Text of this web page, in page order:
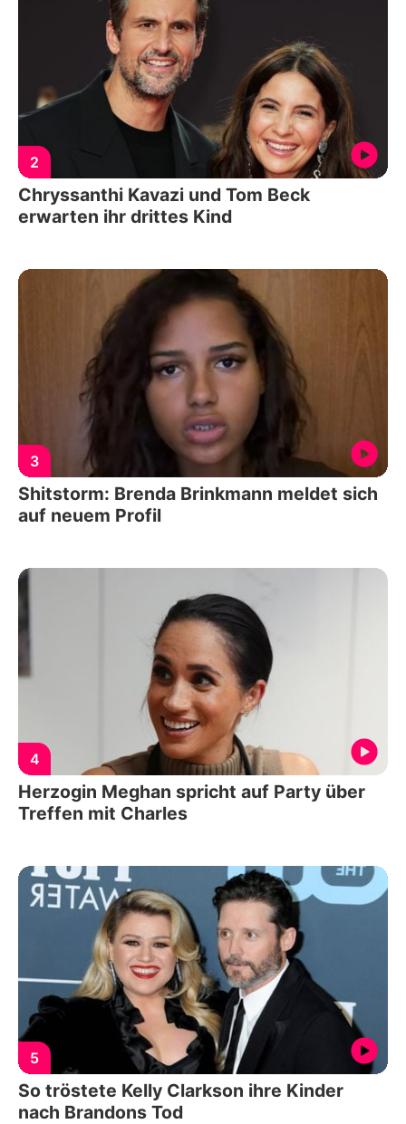
2
Chryssanthi Kavazi und Tom Beck
erwarten ihr drittes Kind
3
Shitstorm: Brenda Brinkmann meldet sich
auf neuem Profil
4
Herzogin Meghan spricht auf Party über
Treffen mit Charles
5
So tröstete Kelly Clarkson ihre Kinder
nach Brandons Tod